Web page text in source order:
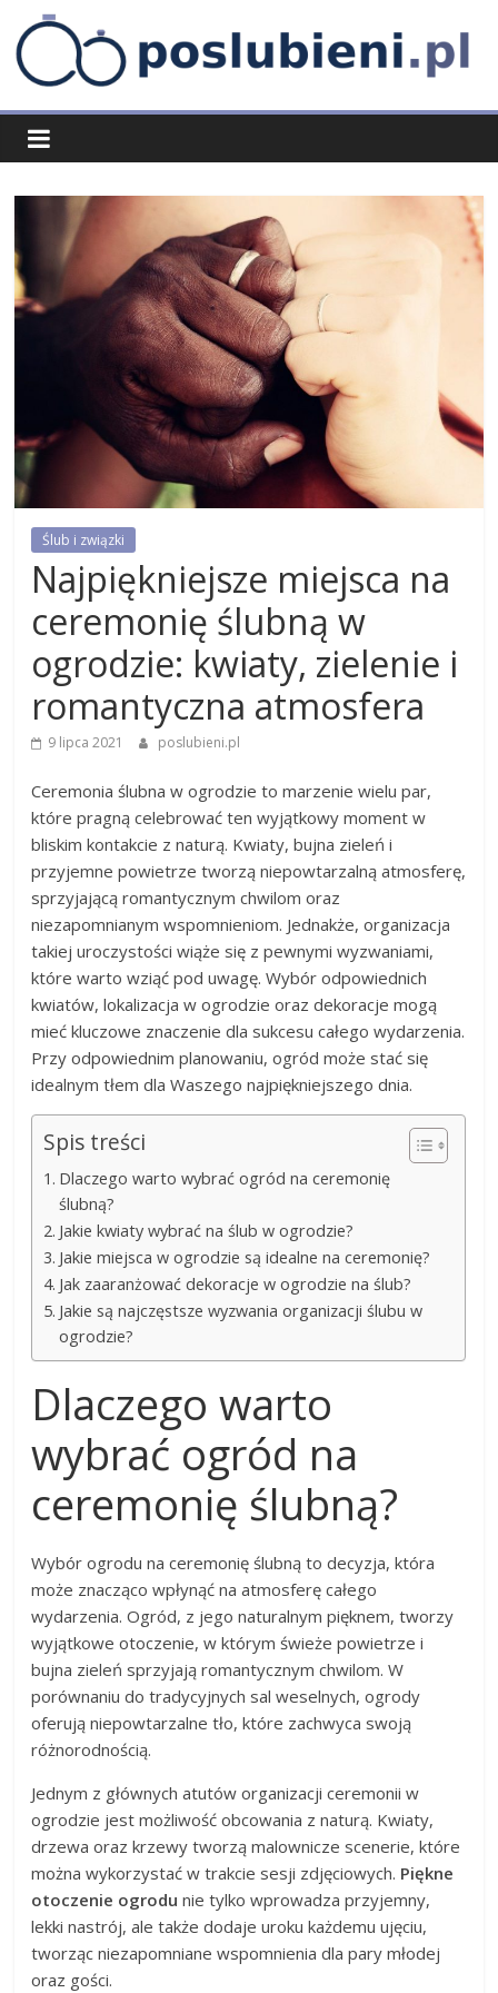
content
poslubieni.pl
Ślub i związki
Najpiękniejsze miejsca na
ceremonię ślubną w
ogrodzie: kwiaty, zielenie i
romantyczna atmosfera
9 lipca 2021 poslubieni.pl
Ceremonia ślubna w ogrodzie to marzenie wielu par,
które pragną celebrować ten wyjątkowy moment w
bliskim kontakcie z naturą. Kwiaty, bujna zieleń i
przyjemne powietrze tworzą niepowtarzalną atmosferę,
sprzyjającą romantycznym chwilom oraz
niezapomnianym wspomnieniom. Jednakże, organizacja
takiej uroczystości wiąże się z pewnymi wyzwaniami,
które warto wziąć pod uwagę. Wybór odpowiednich
kwiatów, lokalizacja w ogrodzie oraz dekoracje mogą
mieć kluczowe znaczenie dla sukcesu całego wydarzenia.
Przy odpowiednim planowaniu, ogród może stać się
idealnym tłem dla Waszego najpiękniejszego dnia.
Spis treści
Dlaczego warto wybrać ogród na ceremonię
ślubną?
Jakie kwiaty wybrać na ślub w ogrodzie?
Jakie miejsca w ogrodzie są idealne na ceremonię?
Jak zaaranżować dekoracje w ogrodzie na ślub?
Jakie są najczęstsze wyzwania organizacji ślubu w
ogrodzie?
Dlaczego warto
wybrać ogród na
ceremonię ślubną?
Wybór ogrodu na ceremonię ślubną to decyzja, która
może znacząco wpłynąć na atmosferę całego
wydarzenia. Ogród, z jego naturalnym pięknem, tworzy
wyjątkowe otoczenie, w którym świeże powietrze i
bujna zieleń sprzyjają romantycznym chwilom. W
porównaniu do tradycyjnych sal weselnych, ogrody
oferują niepowtarzalne tło, które zachwyca swoją
różnorodnością.
Jednym z głównych atutów organizacji ceremonii w
ogrodzie jest możliwość obcowania z naturą. Kwiaty,
drzewa oraz krzewy tworzą malownicze scenerie, które
można wykorzystać w trakcie sesji zdjęciowych. Piękne
otoczenie ogrodu nie tylko wprowadza przyjemny,
lekki nastrój, ale także dodaje uroku każdemu ujęciu,
tworząc niezapomniane wspomnienia dla pary młodej
oraz gości.